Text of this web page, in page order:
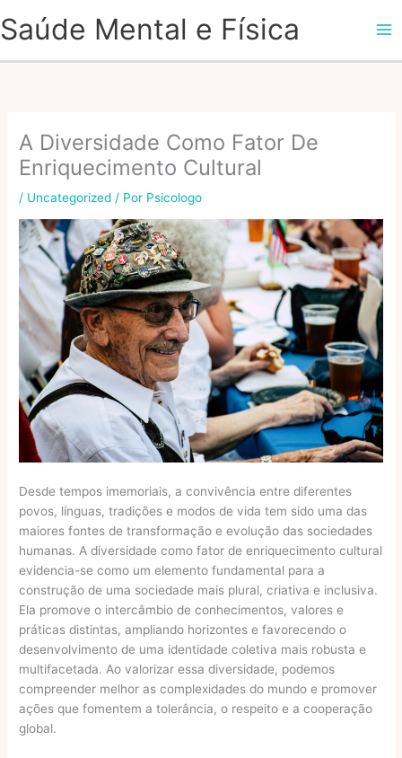
para
Saúde Mental e Física
A Diversidade Como Fator De
Enriquecimento Cultural
/ Uncategorized / Por Psicologo
Desde tempos imemoriais, a convivência entre diferentes
povos, línguas, tradições e modos de vida tem sido uma das
maiores fontes de transformação e evolução das sociedades
humanas. A diversidade como fator de enriquecimento cultural
evidencia-se como um elemento fundamental para a
construção de uma sociedade mais plural, criativa e inclusiva.
Ela promove o intercâmbio de conhecimentos, valores e
práticas distintas, ampliando horizontes e favorecendo o
desenvolvimento de uma identidade coletiva mais robusta e
multifacetada. Ao valorizar essa diversidade, podemos
compreender melhor as complexidades do mundo e promover
ações que fomentem a tolerância, o respeito e a cooperação
global.